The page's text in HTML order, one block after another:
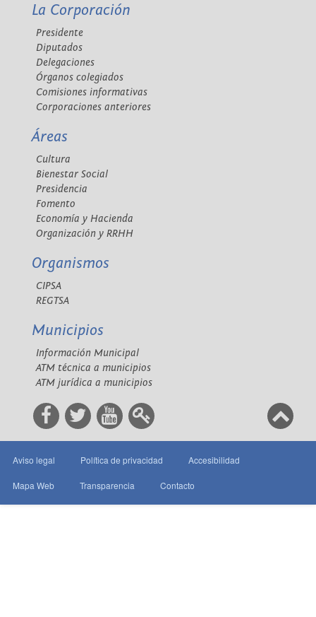
La Corporación
Presidente
Diputados
Delegaciones
Órganos colegiados
Comisiones informativas
Corporaciones anteriores
Áreas
Cultura
Bienestar Social
Presidencia
Fomento
Economía y Hacienda
Organización y RRHH
Organismos
CIPSA
REGTSA
Municipios
Información Municipal
ATM técnica a municipios
ATM jurídica a municipios
Aviso legal Política de privacidad Accesibilidad
Mapa Web Transparencia Contacto